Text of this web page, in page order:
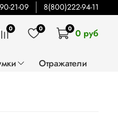
21-09 8(800)222-94-11
0 0 0 0 руб
Отражатели